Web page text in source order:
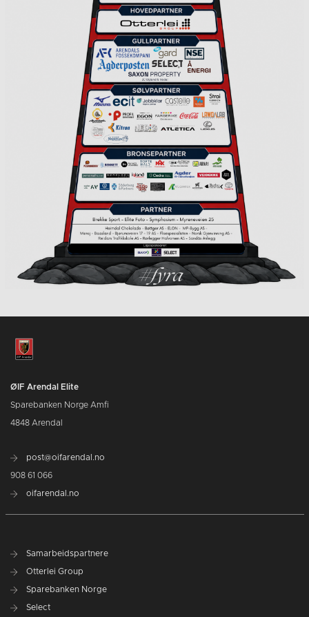
ØIF Arendal Elite
Sparebanken Norge Amfi
4848 Arendal
post@oifarendal.no
908 61 066
oifarendal.no
Samarbeidspartnere
Otterlei Group
Sparebanken Norge
Select